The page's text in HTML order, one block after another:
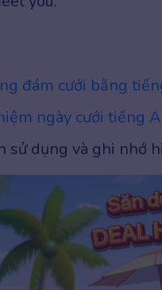
đám cưới bằng
ngày cưới tiếng
sử dụng và ghi nhớ